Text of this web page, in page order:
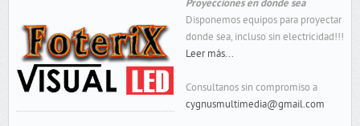
Proyecciones en donde sea
Disponemos equipos para proyectar
donde sea, incluso sin electricidad!!!
Leer más...
Consultanos sin compromiso a
cygnusmultimedia@gmail.com